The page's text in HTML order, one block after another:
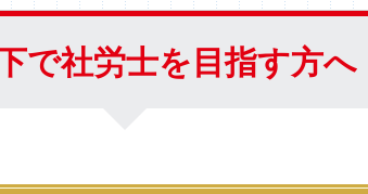
で社労士を目指す方へ